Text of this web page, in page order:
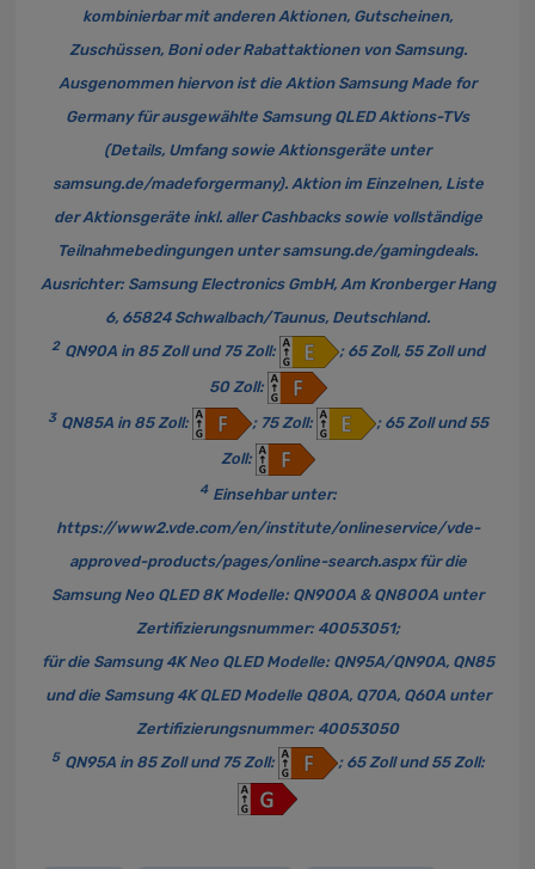
kombinierbar mit anderen Aktionen, Gutscheinen,
Zuschüssen, Boni oder Rabattaktionen von Samsung.
Ausgenommen hiervon ist die Aktion Samsung Made for
Germany für ausgewählte Samsung QLED Aktions-TVs
(Details, Umfang sowie Aktionsgeräte unter
samsung.de/madeforgermany). Aktion im Einzelnen, Liste
der Aktionsgeräte inkl. aller Cashbacks sowie vollständige
Teilnahmebedingungen unter samsung.de/gamingdeals.
Ausrichter: Samsung Electronics GmbH, Am Kronberger Hang
6, 65824 Schwalbach/Taunus, Deutschland.
2 QN90A in 85 Zoll und 75 Zoll: ; 65 Zoll, 55 Zoll und
50 Zoll:
3 QN85A in 85 Zoll: ; 75 Zoll: ; 65 Zoll und 55
Zoll:
4 Einsehbar unter:
https://www2.vde.com/en/institute/onlineservice/vde-
approved-products/pages/online-search.aspxfür die
Samsung Neo QLED 8K Modelle: QN900A & QN800A unter
Zertifizierungsnummer: 40053051;
für die Samsung 4K Neo QLED Modelle: QN95A/QN90A, QN85
und die Samsung 4K QLED Modelle Q80A, Q70A, Q60A unter
Zertifizierungsnummer: 40053050
5 QN95A in 85 Zoll und 75 Zoll: ; 65 Zoll und 55 Zoll: